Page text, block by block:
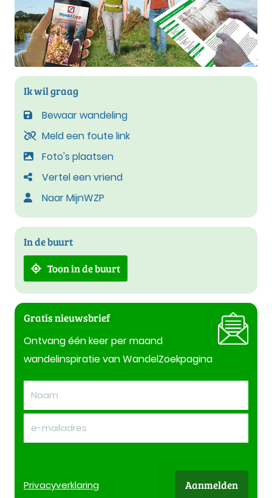
Ik wil graag
Bewaar wandeling
Meld een foute link
Foto's plaatsen
Vertel een vriend
Naar MijnWZP
In de buurt
Toon in de buurt
Gratis nieuwsbrief
Ontvang één keer per maand
wandelinspiratie van WandelZoekpagina
Privacyverklaring Aanmelden